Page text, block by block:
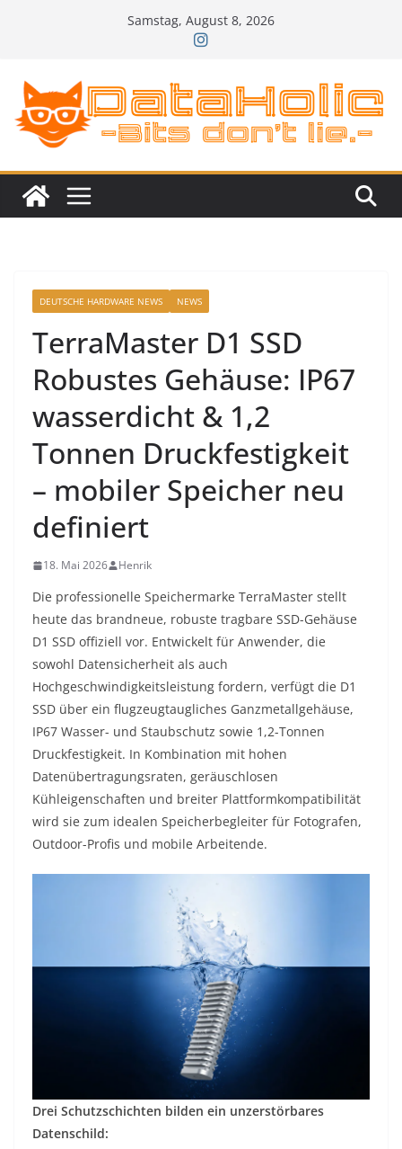
Samstag, August 8, 2026
DEUTSCHE HARDWARE NEWS NEWS
TerraMaster D1 SSD
Robustes Gehäuse: IP67
wasserdicht & 1,2
Tonnen Druckfestigkeit
– mobiler Speicher neu
definiert
18. Mai 2026 Henrik
Die professionelle Speichermarke TerraMaster stellt
heute das brandneue, robuste tragbare SSD-Gehäuse
D1 SSD offiziell vor. Entwickelt für Anwender, die
sowohl Datensicherheit als auch
Hochgeschwindigkeitsleistung fordern, verfügt die D1
SSD über ein flugzeugtaugliches Ganzmetallgehäuse,
IP67 Wasser- und Staubschutz sowie 1,2-Tonnen
Druckfestigkeit. In Kombination mit hohen
Datenübertragungsraten, geräuschlosen
Kühleigenschaften und breiter Plattformkompatibilität
wird sie zum idealen Speicherbegleiter für Fotografen,
Outdoor-Profis und mobile Arbeitende.
Drei Schutzschichten bilden ein unzerstörbares
Datenschild: